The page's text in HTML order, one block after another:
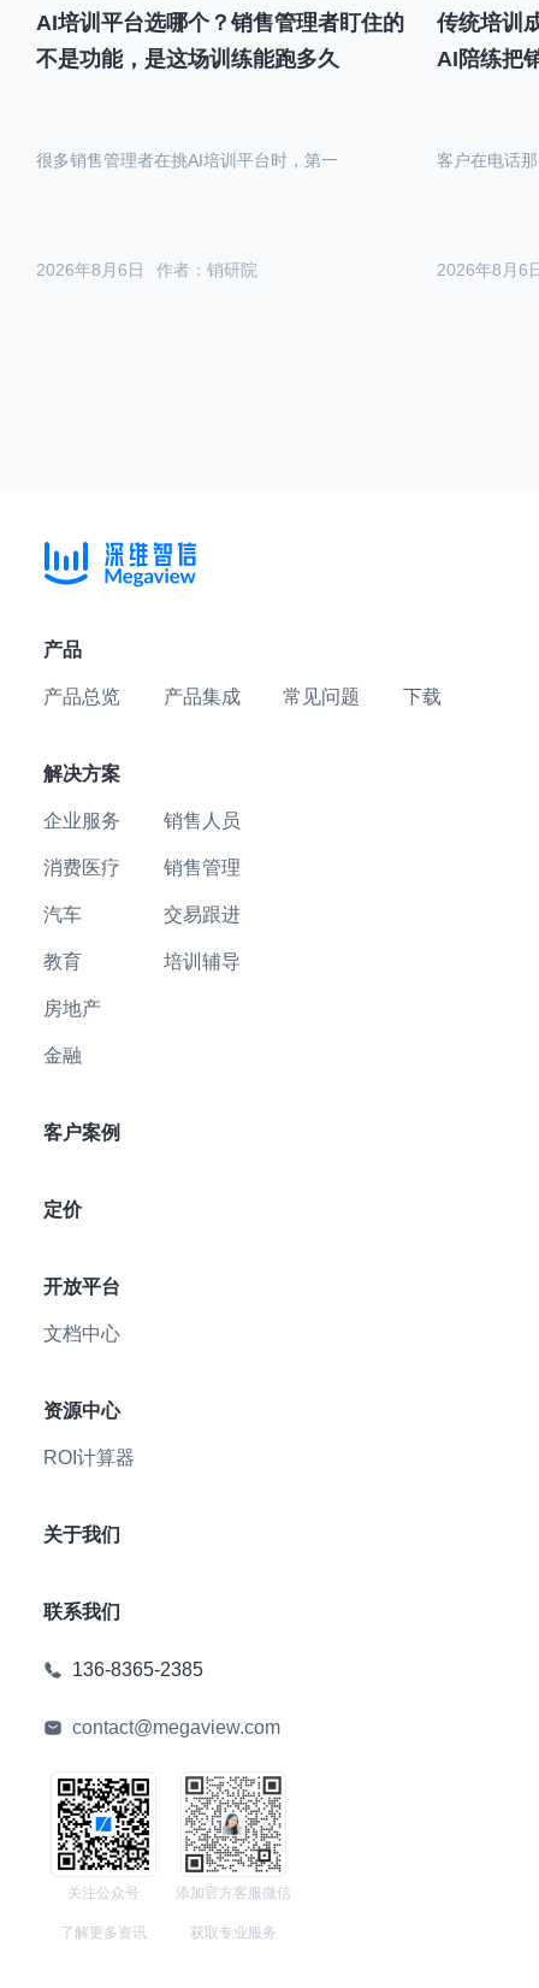
AI培训平台选哪个？销售管理者盯住的
不是功能，是这场训练能跑多久
作者：销研院
2026年8月6日
很多销售管理者在挑AI培训平台时，第一
传统培训
AI陪练把
2026年8月6
客户在电话
产品
产品总览 产品集成 常见问题 下载
解决方案
企业服务
消费医疗
汽车
教育
房地产
金融
销售人员
销售管理
交易跟进
培训辅导
客户案例
定价
开放平台
文档中心
资源中心
ROI计算器
关于我们
联系我们
136-8365-2385
contact@megaview.com
关注公众号
了解更多资讯
添加官方客服微信
获取专业服务